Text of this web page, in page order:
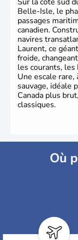
Belle-Isle, le
passages
canadien.
navires
Laurent, ce
froide,
les courants,
Une escale
sauvage, idéale
Canada plus
classiques.
Où